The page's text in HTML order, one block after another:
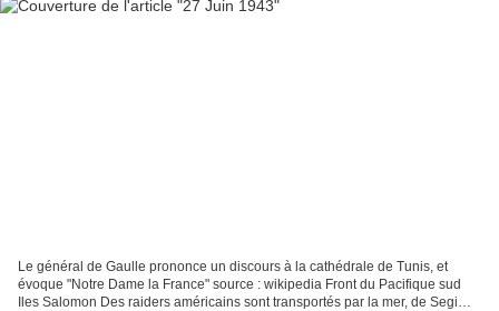
Le général de Gaulle prononce un discours à la cathédrale de Tunis, et
évoque "Notre Dame la France" source : wikipedia Front du Pacifique sud
Iles Salomon Des raiders américains sont transportés par la mer, de Segi